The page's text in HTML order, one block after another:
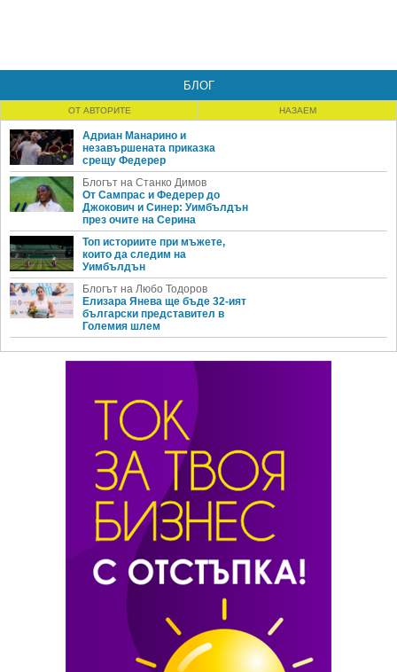
БЛОГ
ОТ АВТОРИТЕ НАЗАЕМ
Адриан Манарино и
незавършената приказка
срещу Федерер
Блогът на Станко Димов
От Сампрас и Федерер до
Джокович и Синер: Уимбълдън
през очите на Серина
Топ историите при мъжете,
които да следим на
Уимбълдън
Блогът на Любо Тодоров
Елизара Янева ще бъде 32-ият
български представител в
Големия шлем